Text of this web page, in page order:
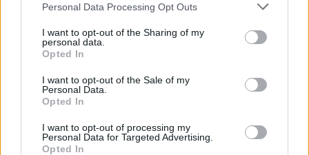
Personal Data Processing Opt Outs
I want to opt-out of the Sharing of my
personal data.
Opted In
I want to opt-out of the Sale of my
Personal Data.
Opted In
I want to opt-out of processing my
Personal Data for Targeted Advertising.
Opted In